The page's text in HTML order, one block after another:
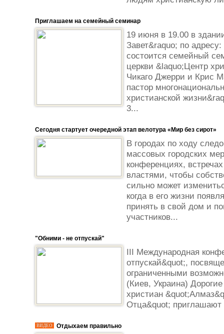
Приглашаем на семейный семинар
19 июня в 19.00 в
Завет&raquo; по
состоится семейный
церкви &laquo;Центр
Чикаго Джерри и Крис
пастор
христианской
3...
Сегодня стартует очередной этап велотура «Мир без сирот»
В городах по ходу
массовых городских
конференциях,
властями, чтобы
сильно может
когда в его жизни
принять в свой дом и
участников...
"Обними - не отпускай"
III Международная
отпускай&quot;,
ограниченными
(Киев, Украина)
христиан
Отца&quot; приглашают
ВИДЕО Отдыхаем правильно